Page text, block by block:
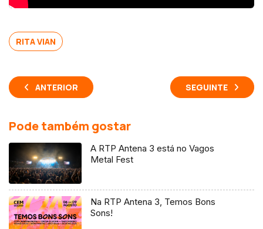
RITA VIAN
ANTERIOR SEGUINTE
Pode também gostar
A RTP Antena 3 está no Vagos
Metal Fest
Na RTP Antena 3, Temos Bons
Sons!